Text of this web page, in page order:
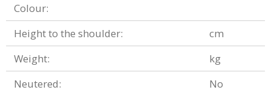
Colour:
Height to the shoulder:
cm
Weight:
kg
Neutered:
No